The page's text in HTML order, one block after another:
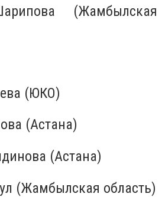
(Жамбылская
(ЮКО)
(Астана)
(Астана)
(Жамбылская область)